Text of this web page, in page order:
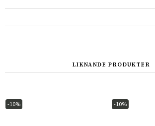
Sverige
Danmark
Norge
Suomi
LIKNANDE PRODUKTER
-10% -10%